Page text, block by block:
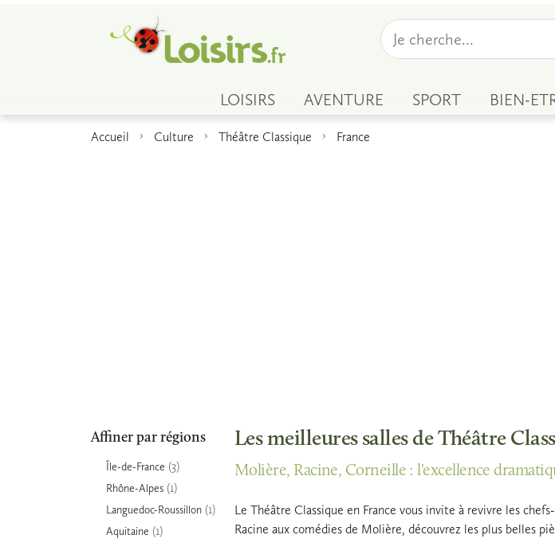
LOISIRS AVENTURE SPORT BIEN-
Accueil Culture Théâtre Classique France
Affiner par régions
Île-de-France (3)
Rhône-Alpes (1)
Languedoc-Roussillon (1)
Aquitaine (1)
Les meilleures salles de Théâtre
Molière, Racine, Corneille : l'excellence
Le Théâtre Classique en France vous invite à revivre les
Racine aux comédies de Molière, découvrez les plus belles